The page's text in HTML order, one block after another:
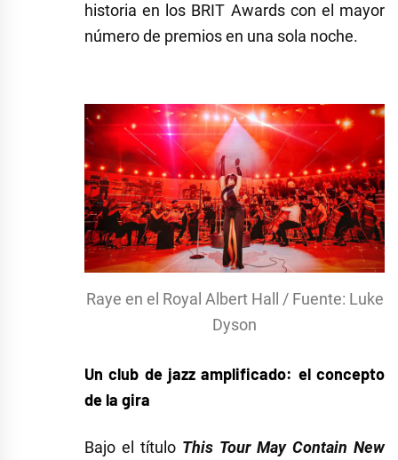
historia en los BRIT Awards con el mayor
número de premios en una sola noche.
Raye en el Royal Albert Hall / Fuente: Luke
Dyson
Un club de jazz amplificado: el concepto
de la gira
Bajo el título This Tour May Contain New